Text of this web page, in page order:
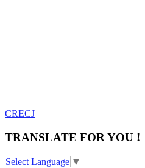
CRECJ
TRANSLATE FOR YOU !
Select Language ▼